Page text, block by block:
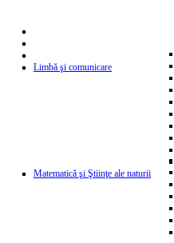
Limbă şi comunicare
Matematică şi Ştiinţe ale naturii